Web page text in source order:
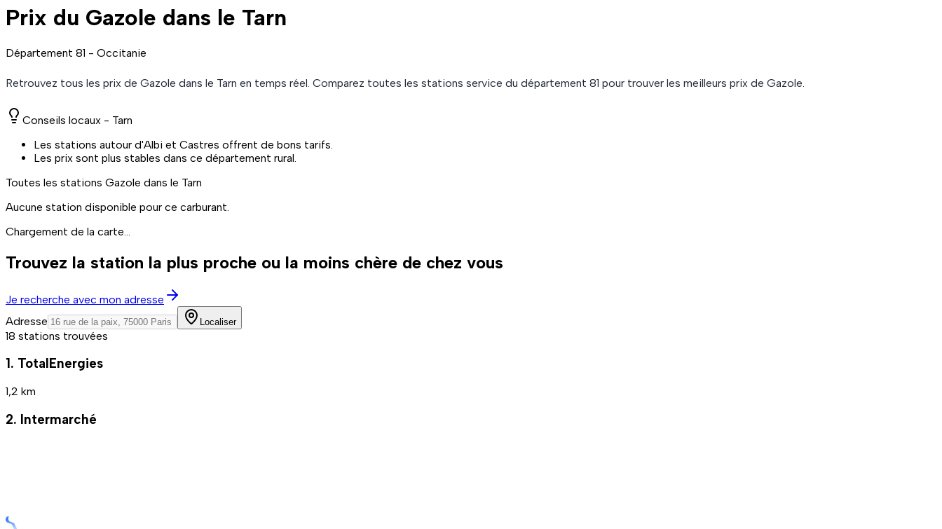
Prix du Gazole dans le Tarn
Département 81 - Occitanie
Retrouvez tous les prix de Gazole dans le Tarn en temps réel. Comparez toutes les stations service du département 81 pour trouver les meilleurs prix de Gazole.
Conseils locaux - Tarn
Les stations autour d'Albi et Castres offrent de bons tarifs.
Les prix sont plus stables dans ce département rural.
Toutes les stations Gazole dans le Tarn
Aucune station disponible pour ce carburant.
Chargement de la carte...
Trouvez la station la plus proche ou la moins chère de chez vous
Je recherche avec mon adresse
Adresse
Localiser
18 stations trouvées
1. TotalEnergies
1,2 km
2. Intermarché